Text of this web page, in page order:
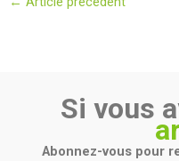
Si vous
Abonnez-vous pour